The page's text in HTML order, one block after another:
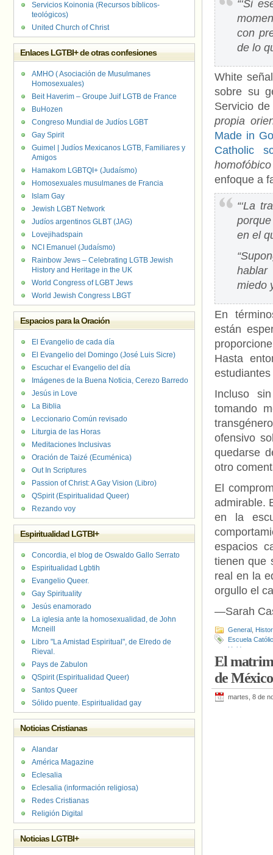
“‘Si
con
de lo
White
sobre su
Servicio
propia
Made in
Catholic
enfoque a
“‘La
en el
hablar
miedo
En
están
Hasta
Incluso
tomando
ofensivo
quedarse
otro
El
admirable.
en la
espacios
tienen que
real en la
orgullo el
—Sarah
General
Escuela
Unido
El
de México
martes, 8 de
Servicios Koinonia (Recursos bíblicos-
teológicos)
United Church of Christ
Enlaces LGTBI+ de otras confesiones
AMHO ( Asociación de Musulmanes
Homosexuales)
Beit Haverim – Groupe Juif LGTB de France
BuHozen
Congreso Mundial de Judíos LGBT
Gay Spirit
Guimel | Judíos Mexicanos LGTB, Familiares y
Amigos
Hamakom LGBTQI+ (Judaísmo)
Homosexuales musulmanes de Francia
Islam Gay
Jewish LGBT Network
Judíos argentinos GLBT (JAG)
Lovejihadspain
NCI Emanuel (Judaísmo)
Rainbow Jews – Celebrating LGTB Jewish
History and Heritage in the UK
World Congress of LGBT Jews
World Jewish Congress LBGT
Espacios para la Oración
El Evangelio de cada día
El Evangelio del Domingo (José Luis Sicre)
Escuchar el Evangelio del día
Imágenes de la Buena Noticia, Cerezo Barredo
Jesús in Love
La Biblia
Leccionario Común revisado
Liturgia de las Horas
Meditaciones Inclusivas
Oración de Taizé (Ecuménica)
Out In Scriptures
Passion of Christ: A Gay Vision (Libro)
QSpirit (Espiritualidad Queer)
Rezando voy
Espiritualidad LGTBI+
Concordia, el blog de Oswaldo Gallo Serrato
Espiritualidad Lgbtih
Evangelio Queer.
Gay Spirituality
Jesús enamorado
La iglesia ante la homosexualidad, de John
Mcneill
Libro "La Amistad Espiritual", de Elredo de
Rieval.
Pays de Zabulon
QSpirit (Espiritualidad Queer)
Santos Queer
Sólido puente. Espiritualidad gay
Noticias Cristianas
Alandar
América Magazine
Eclesalia
Eclesalia (información religiosa)
Redes Cristianas
Religión Digital
Noticias LGTBI+